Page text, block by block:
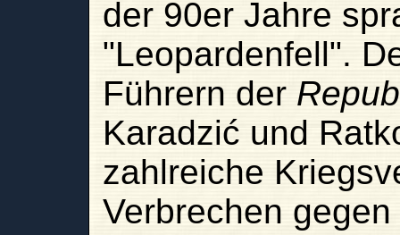
der 90er Jahre
"Leopardenfell".
Führern der
Karadzić und
zahlreiche
Verbrechen